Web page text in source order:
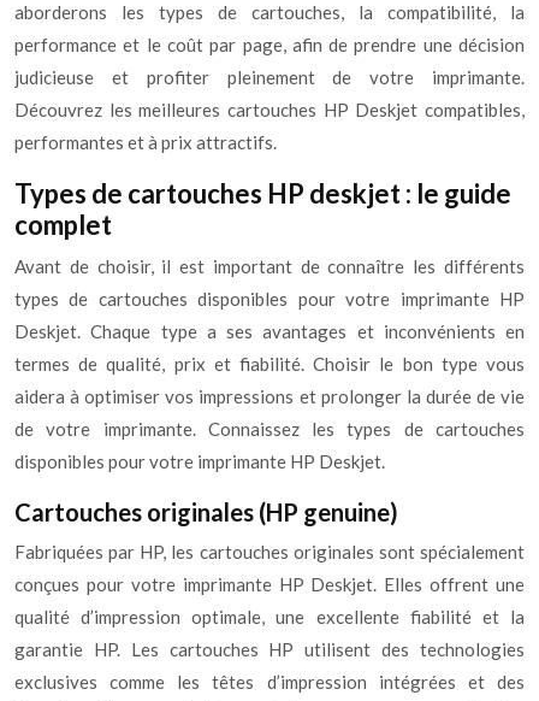
aborderons les types de cartouches, la compatibilité, la
performance et le coût par page, afin de prendre une décision
judicieuse et profiter pleinement de votre imprimante.
Découvrez les meilleures cartouches HP Deskjet compatibles,
performantes et à prix attractifs.
Types de cartouches HP deskjet : le guide
complet
Avant de choisir, il est important de connaître les différents
types de cartouches disponibles pour votre imprimante HP
Deskjet. Chaque type a ses avantages et inconvénients en
termes de qualité, prix et fiabilité. Choisir le bon type vous
aidera à optimiser vos impressions et prolonger la durée de vie
de votre imprimante. Connaissez les types de cartouches
disponibles pour votre imprimante HP Deskjet.
Cartouches originales (HP genuine)
Fabriquées par HP, les cartouches originales sont spécialement
conçues pour votre imprimante HP Deskjet. Elles offrent une
qualité d’impression optimale, une excellente fiabilité et la
garantie HP. Les cartouches HP utilisent des technologies
exclusives comme les têtes d’impression intégrées et des